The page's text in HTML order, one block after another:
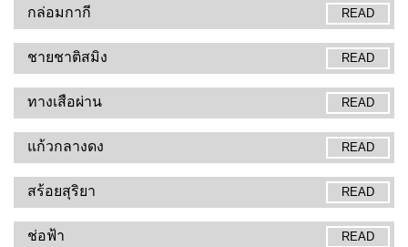
READ
กล่อมกากี
READ
ชายชาติสมิง
READ
ทางเสือผ่าน
READ
แก้วกลางดง
READ
สร้อยสุริยา
READ
ช่อฟ้า